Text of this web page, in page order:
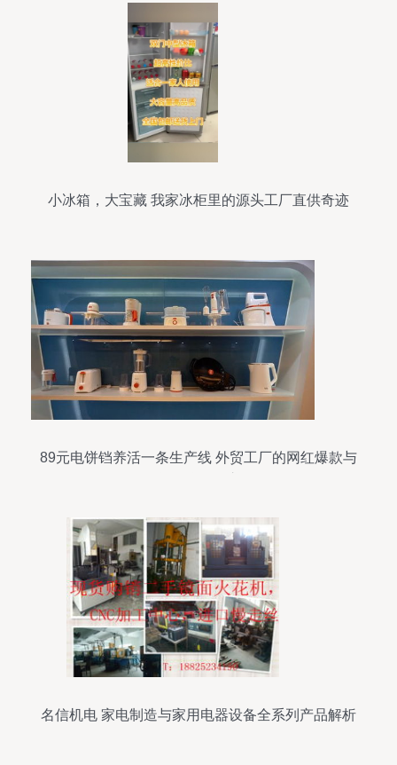
小冰箱，大宝藏 我家冰柜里的源头工厂直供奇迹
89元电饼铛养活一条生产线 外贸工厂的网红爆款与
名信机电 家电制造与家用电器设备全系列产品解析